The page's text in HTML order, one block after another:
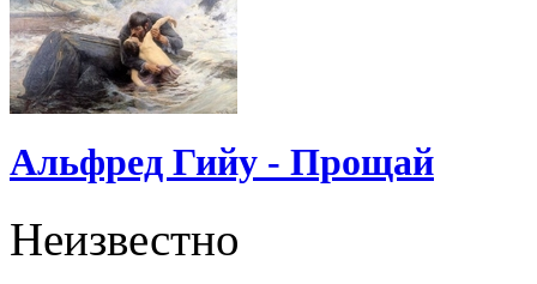
Альфред Гийу - Прощай
Неизвестно